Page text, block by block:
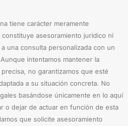
tiene carácter meramente
asesoramiento jurídico ni
una consulta personalizada con un
intentamos mantener la
no garantizamos que esté
a su situación concreta. No
basándose únicamente en lo aquí
o dejar de actuar en función de esta
que solicite asesoramiento